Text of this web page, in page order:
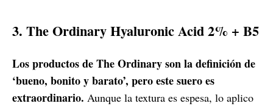
3. The Ordinary Hyaluronic Acid 2% + B5
Los productos de The Ordinary son la definición de
‘bueno, bonito y barato’, pero este suero es
extraordinario. Aunque la textura es espesa, lo aplico